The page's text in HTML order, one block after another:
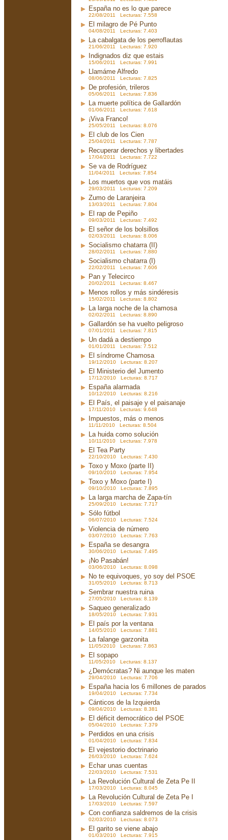
España no es lo que parece
22/08/2011 Lecturas: 7.558
El milagro de Pé Punto
04/08/2011 Lecturas: 7.403
La cabalgata de los perroflautas
21/06/2011 Lecturas: 7.920
Indignados diz que estais
15/06/2011 Lecturas: 7.991
Llamáme Alfredo
08/06/2011 Lecturas: 7.825
De profesión, trileros
05/06/2011 Lecturas: 7.836
La muerte política de Gallardón
01/06/2011 Lecturas: 7.618
¡Viva Franco!
25/05/2011 Lecturas: 8.076
El club de los Cien
25/04/2011 Lecturas: 7.787
Recuperar derechos y libertades
17/04/2011 Lecturas: 7.722
Se va de Rodríguez
11/04/2011 Lecturas: 7.854
Los muertos que vos matáis
29/03/2011 Lecturas: 7.209
Zumo de Laranjeira
13/03/2011 Lecturas: 7.804
El rap de Pepiño
09/03/2011 Lecturas: 7.492
El señor de los bolsillos
02/03/2011 Lecturas: 8.006
Socialismo chatarra (II)
28/02/2011 Lecturas: 7.880
Socialismo chatarra (I)
22/02/2011 Lecturas: 7.606
Pan y Telecirco
20/02/2011 Lecturas: 8.467
Menos rollos y más sindéresis
15/02/2011 Lecturas: 8.802
La larga noche de la chamosa
02/02/2011 Lecturas: 8.890
Gallardón se ha vuelto peligroso
07/01/2011 Lecturas: 7.815
Un dadá a destiempo
01/01/2011 Lecturas: 7.512
El síndrome Chamosa
19/12/2010 Lecturas: 8.207
El Ministerio del Jumento
17/12/2010 Lecturas: 8.717
España alarmada
10/12/2010 Lecturas: 8.216
El País, el paisaje y el paisanaje
17/11/2010 Lecturas: 9.648
Impuestos, más o menos
11/11/2010 Lecturas: 8.504
La huida como solución
10/11/2010 Lecturas: 7.978
El Tea Party
22/10/2010 Lecturas: 7.430
Toxo y Moxo (parte II)
09/10/2010 Lecturas: 7.954
Toxo y Moxo (parte I)
09/10/2010 Lecturas: 7.895
La larga marcha de Zapa-tín
25/09/2010 Lecturas: 7.717
Sólo fútbol
06/07/2010 Lecturas: 7.524
Violencia de número
03/07/2010 Lecturas: 7.763
España se desangra
30/06/2010 Lecturas: 7.495
¡No Pasabán!
03/06/2010 Lecturas: 8.098
No te equivoques, yo soy del PSOE
31/05/2010 Lecturas: 8.713
Sembrar nuestra ruina
27/05/2010 Lecturas: 8.139
Saqueo generalizado
18/05/2010 Lecturas: 7.931
El país por la ventana
14/05/2010 Lecturas: 7.881
La falange garzonita
11/05/2010 Lecturas: 7.863
El sopapo
11/05/2010 Lecturas: 8.137
¿Demócratas? Ni aunque les maten
29/04/2010 Lecturas: 7.706
España hacia los 6 millones de parados
19/04/2010 Lecturas: 7.734
Cánticos de la Izquierda
09/04/2010 Lecturas: 8.381
El déficit democrático del PSOE
05/04/2010 Lecturas: 7.379
Perdidos en una crisis
01/04/2010 Lecturas: 7.834
El vejestorio doctrinario
26/03/2010 Lecturas: 7.624
Echar unas cuentas
22/03/2010 Lecturas: 7.531
La Revolución Cultural de Zeta Pe II
17/03/2010 Lecturas: 8.045
La Revolución Cultural de Zeta Pe I
17/03/2010 Lecturas: 7.597
Con confianza saldremos de la crisis
02/03/2010 Lecturas: 8.073
El garito se viene abajo
01/03/2010 Lecturas: 7.915